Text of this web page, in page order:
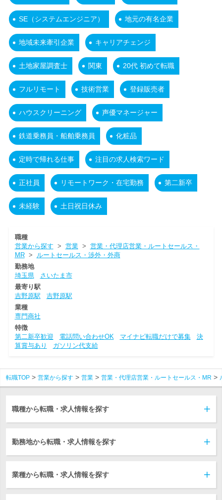
SE（システムエンジニア） 地元の有名企業
地域未来牽引企業 キャリアチェンジ
土地家屋調査士 関東 20代 初めて転職
フルリモート 技術営業 登録販売者
ハウスクリーニング 声優マネージャー
鉄道乗務員・船舶乗務員 化粧品
定時で帰れる仕事 注目の求人検索ワード
正社員 リモートワーク・在宅勤務 第二新卒
未経験 土日祝日休み
職種
営業から探す > 営業> 営業・代理店営業・ルートセールス・
MR> ルートセールス・渉外・外商
勤務地
埼玉県
さいたま市
最寄り駅
吉野原駅
吉野原駅
業種
専門商社
特徴
第二新卒歓迎
電話問い合わせOK マイナビ転職だけで募集
決
算賞与あり
ガソリン代支給
転職TOP 営業から探す 営業 営業・代理店営業・ルートセールス・MR
職種から転職・求人情報を探す
勤務地から転職・求人情報を探す
業種から転職・求人情報を探す